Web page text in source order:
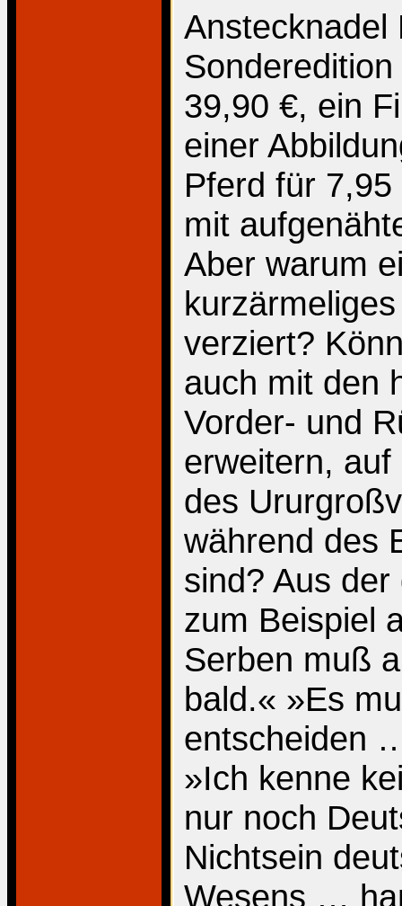
Anstecknadel
39,90 €, ein
einer
Pferd für
mit
Aber warum
verziert?
auch mit den
Vorder- und
erweitern,
des
während des
sind? Aus
zum Beispiel
Serben muß
bald.« »Es
entscheiden
»Ich kenne
nur noch
Nichtsein
Wesens …